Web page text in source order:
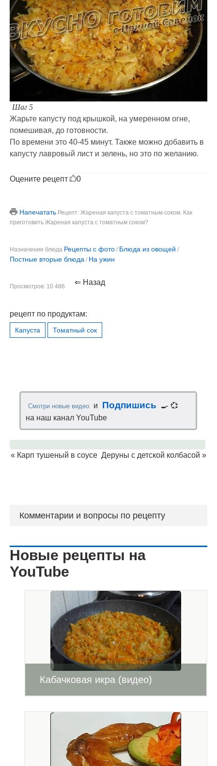
Шаг 5
Жарьте капусту под крышкой, на умеренном огне,
помешивая, до готовности.
По времени это 40-45 минут. Также можно добавить в
капусту лавровый лист и зелень, но это по желанию.
Оцените рецепт 0
Напечатать Рецепт: Жареная капуста с томатным соком. Как
приготовить Жареная капуста с томатным соком?
Назначение блюда Рецепты с фото / Блюда из овощей /
Постные вторые блюда / На ужин
Просмотров: 10 486 ⇐ Назад
рецепт по продуктам:
Капуста Томатный сок
Смотри новые видео и Подпишись
🍳 💞
на наш канал YouTube
« Карп тушеный в соусе Деруны с детской колбасой »
Комментарии и вопросы по рецепту
Новые рецепты на
YouTube
Кабачковая икра (видео)